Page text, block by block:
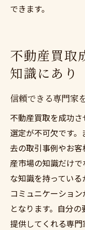
できます。
不動産買取
知識にあり
信頼できる専門家
不動産買取を成功
選定が不可欠です
去の取引事例やお
産市場の知識だけ
な知識を持っている
コミュニケーショ
となります。自分
提供してくれる専